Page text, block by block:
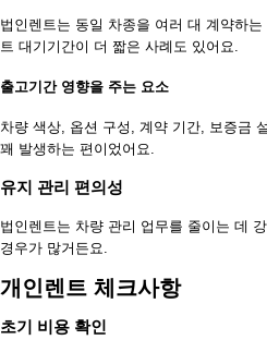
법인렌트는 동일 차종을 여러 대 계약하
트 대기기간이 더 짧은 사례도 있어요.
출고기간 영향을 주는 요소
차량 색상, 옵션 구성, 계약 기간, 보증금
꽤 발생하는 편이었어요.
유지 관리 편의성
법인렌트는 차량 관리 업무를 줄이는 데
경우가 많거든요.
개인렌트 체크사항
초기 비용 확인